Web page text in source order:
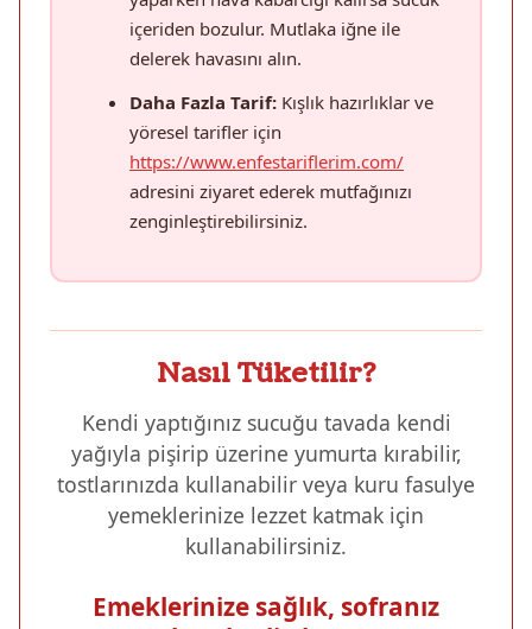
içeriden bozulur. Mutlaka iğne ile
delerek havasını alın.
Daha Fazla Tarif: Kışlık hazırlıklar ve
yöresel tarifler için
https://www.enfestariflerim.com/
adresini ziyaret ederek mutfağınızı
zenginleştirebilirsiniz.
Nasıl Tüketilir?
Kendi yaptığınız sucuğu tavada kendi
yağıyla pişirip üzerine yumurta kırabilir,
tostlarınızda kullanabilir veya kuru fasulye
yemeklerinize lezzet katmak için
kullanabilirsiniz.
Emeklerinize sağlık, sofranız